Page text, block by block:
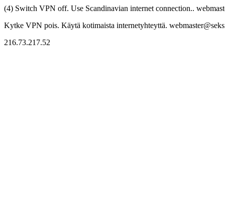
(4) Switch VPN off. Use Scandinavian internet connection..
Kytke VPN pois. Käytä kotimaista internetyhteyttä.
216.73.217.52